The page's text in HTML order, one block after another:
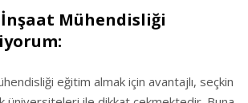
İnşaat Mühendisliği
eğitim almak için avantajlı, seçkin